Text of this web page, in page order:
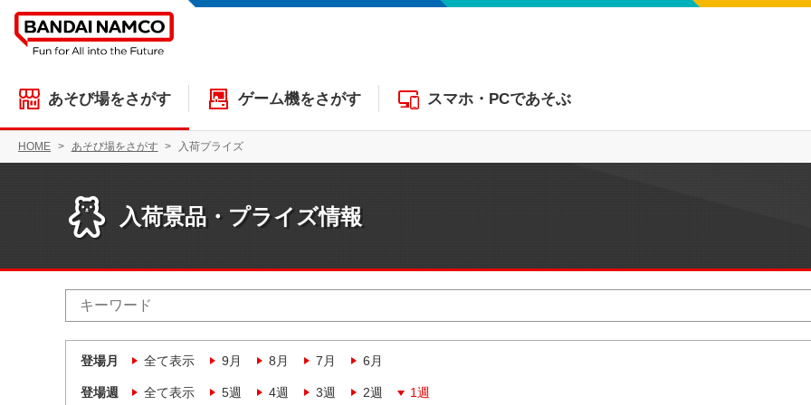
あそび場をさがす ゲーム機をさがす スマホ・PCであそぶ
HOME あそび場をさがす 入荷プライズ
入荷景品・プライズ情報
登場月 全て表示 9月 8月 7月 6月
登場週 全て表示 5週 4週 3週 2週 1週